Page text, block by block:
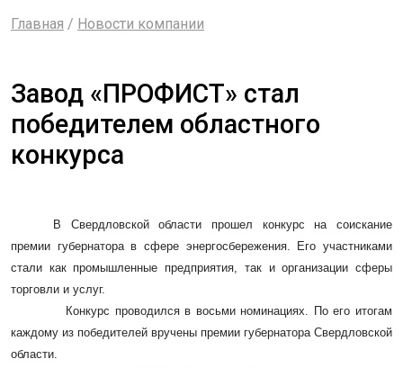
Главная / Новости компании
Завод «ПРОФИСТ» стал
победителем областного
конкурса
В Свердловской области прошел конкурс на соискание
премии губернатора в сфере энергосбережения. Его участниками
стали как промышленные предприятия, так и организации сферы
торговли и услуг.
Конкурс проводился в восьми номинациях. По его итогам
каждому из победителей вручены премии губернатора Свердловской
области.